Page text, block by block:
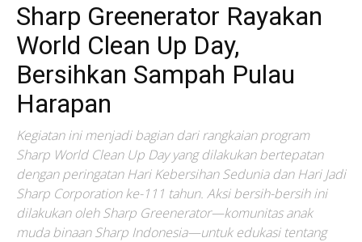
Sharp Greenerator Rayakan
World Clean Up Day,
Bersihkan Sampah Pulau
Harapan
Kegiatan ini menjadi bagian dari rangkaian program
Sharp World Clean Up Day yang dilakukan bertepatan
dengan peringatan Hari Kebersihan Sedunia dan Hari Jadi
Sharp Corporation ke-111 tahun. Aksi bersih-bersih ini
dilakukan oleh Sharp Greenerator—komunitas anak
muda binaan Sharp Indonesia—untuk edukasi tentang